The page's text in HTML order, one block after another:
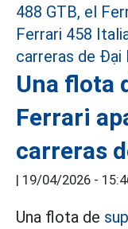
Una flota
Ferrari
carreras
| 19/04/2026 -
Una flota de